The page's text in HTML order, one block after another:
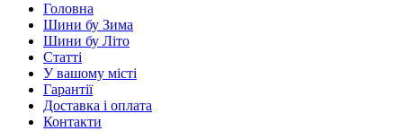
Головна
Шини бу Зима
Шини бу Літо
Статті
У вашому місті
Гарантії
Доставка і оплата
Контакти